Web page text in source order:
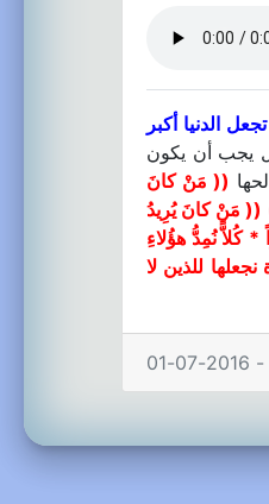
الدنيا أكبر
يجب أن يكون
(( مَنْ كانَ
(( مَنْ كانَ يُرِيدُ
كُلاًّ نُمِدُّ هؤُلاءِ
نجعلها للذين لا